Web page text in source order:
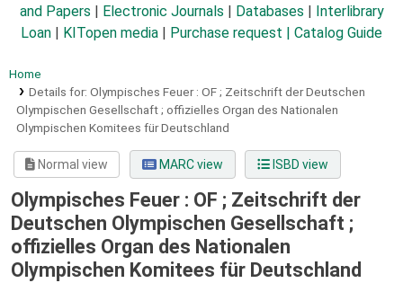
and Papers
Electronic Journals Databases
Interlibrary
Loan
KITopen media Purchase request | Catalog Guide
Home
Details for: Olympisches Feuer : OF ; Zeitschrift der Deutschen
Olympischen Gesellschaft ; offizielles Organ des Nationalen
Olympischen Komitees für Deutschland
Normal view MARC view ISBD view
Olympisches Feuer : OF ; Zeitschrift der
Deutschen Olympischen Gesellschaft ;
offizielles Organ des Nationalen
Olympischen Komitees für Deutschland